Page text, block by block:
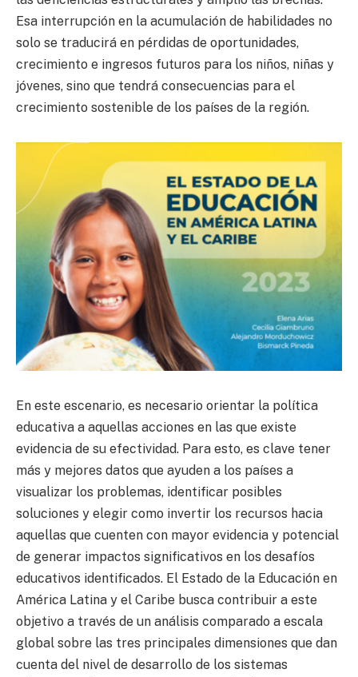
Esa interrupción en la acumulación de habilidades no
solo se traducirá en pérdidas de oportunidades,
crecimiento e ingresos futuros para los niños, niñas y
jóvenes, sino que tendrá consecuencias para el
crecimiento sostenible de los países de la región.
En este escenario, es necesario orientar la política
educativa a aquellas acciones en las que existe
evidencia de su efectividad. Para esto, es clave tener
más y mejores datos que ayuden a los países a
visualizar los problemas, identificar posibles
soluciones y elegir como invertir los recursos hacia
aquellas que cuenten con mayor evidencia y potencial
de generar impactos significativos en los desafíos
educativos identificados. El Estado de la Educación en
América Latina y el Caribe busca contribuir a este
objetivo a través de un análisis comparado a escala
global sobre las tres principales dimensiones que dan
cuenta del nivel de desarrollo de los sistemas